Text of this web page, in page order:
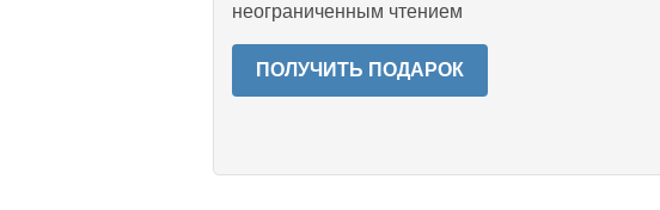
неограниченным чтением
ПОЛУЧИТЬ ПОДАРОК